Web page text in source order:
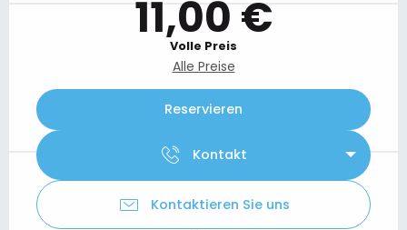
11,00 €
Volle Preis
Alle Preise
Reservieren
Kontakt
Kontaktieren Sie uns